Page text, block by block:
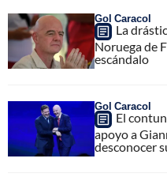
Gol Caracol
La
Noruega de
escándalo
Gol Caracol
El
apoyo a
desconocer